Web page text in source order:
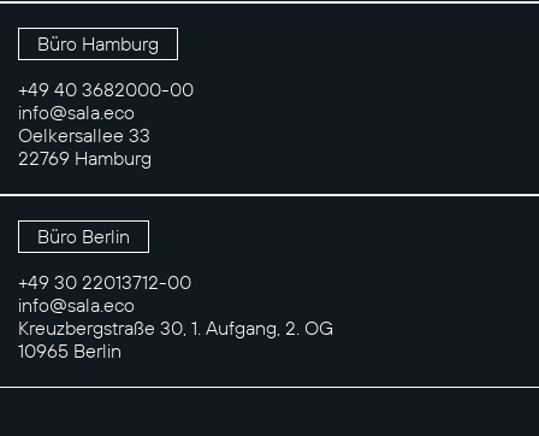
Büro Hamburg
+49 40 3682000-00
info@sala.eco
Oelkersallee 33
22769 Hamburg
Büro Berlin
+49 30 22013712-00
info@sala.eco
Kreuzbergstraße 30, 1. Aufgang, 2. OG
10965 Berlin